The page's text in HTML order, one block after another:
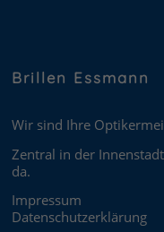
Brillen Essmann
Wir sind Ihre
Zentral in der
da.
Impressum
Datenschutzerklärung